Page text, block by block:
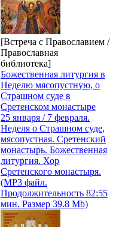
[Встреча с Православием /
Православная
библиотека]
Божественная литургия в
Неделю мясопустную, о
Страшном суде в
Сретенском монастыре
25 января / 7 февраля.
Неделя о Страшном суде,
мясопустная. Сретенский
монастырь. Божественная
литургия. Хор
Сретенского монастыря.
(MP3 файл.
Продолжительность 82:55
мин. Размер 39.8 Mb)